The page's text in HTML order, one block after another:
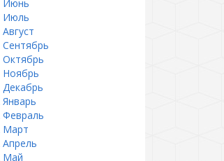
Июнь
Июль
Сентябрь
Октябрь
Ноябрь
Декабрь
Январь
Февраль
Март
Апрель
Май